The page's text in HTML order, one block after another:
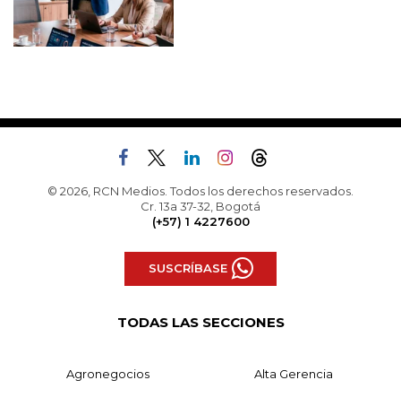
© 2026, RCN Medios. Todos los derechos reservados.
Cr. 13a 37-32, Bogotá
(+57) 1 4227600
SUSCRÍBASE
TODAS LAS SECCIONES
Agronegocios Alta Gerencia